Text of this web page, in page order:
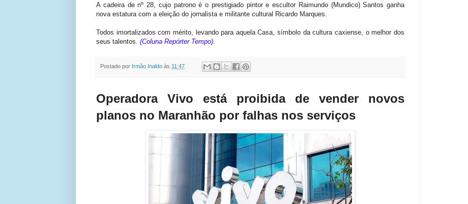
A cadeira de nº 28, cujo patrono é o prestigiado pintor e escultor Raimundo (Mundico) Santos ganha
nova estatura com a eleição do jornalista e militante cultural Ricardo Marques.
Todos imortalizados com mérito, levando para aquela Casa, símbolo da cultura caxiense, o melhor dos
seus talentos. (Coluna Repórter Tempo).
Postado por Irmão Inaldo às 11:47
Operadora Vivo está proibida de vender novos
planos no Maranhão por falhas nos serviços